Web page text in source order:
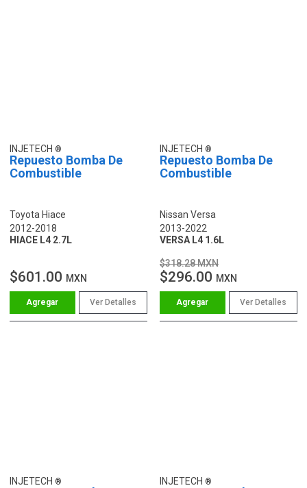
INJETECH
Repuesto Bomba De
Combustible
Toyota Hiace
2012-2018
HIACE L4 2.7L
$601.00 MXN
Ver Detalles
INJETECH
Repuesto Bomba De
Combustible
Nissan Versa
2013-2022
VERSA L4 1.6L
$318.28 MXN
$296.00 MXN
Ver Detalles
INJETECH INJETECH